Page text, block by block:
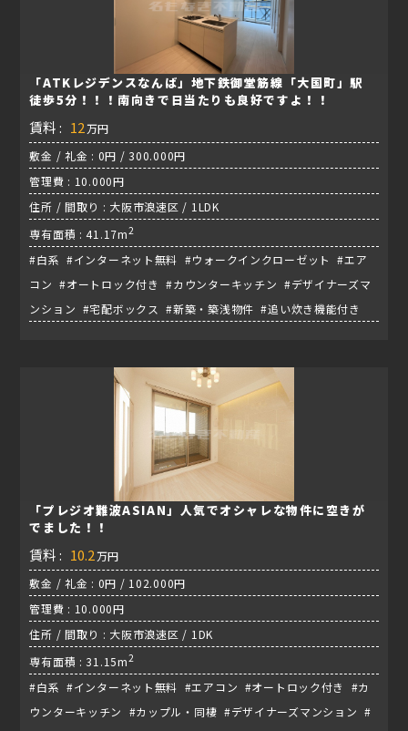
「ATKレジデンスなんば」地下鉄御堂筋線「大国町」駅
徒歩5分！！！南向きで日当たりも良好ですよ！！
賃料 : 12 万円
敷金 / 礼金 : 0円 / 300.000円
管理費 : 10.000円
住所 / 間取り : 大阪市浪速区 / 1LDK
専有面積 : 41.17m2
#白系 #インターネット無料 #ウォークインクローゼット #エア
コン #オートロック付き #カウンターキッチン #デザイナーズマ
ンション #宅配ボックス #新築・築浅物件 #追い炊き機能付き
「プレジオ難波ASIAN」人気でオシャレな物件に空きが
でました！！
賃料 : 10.2万円
敷金 / 礼金 : 0円 / 102.000円
管理費 : 10.000円
住所 / 間取り : 大阪市浪速区 / 1DK
専有面積 : 31.15m2
#白系 #インターネット無料 #エアコン #オートロック付き #カ
ウンターキッチン #カップル・同棲 #デザイナーズマンション #